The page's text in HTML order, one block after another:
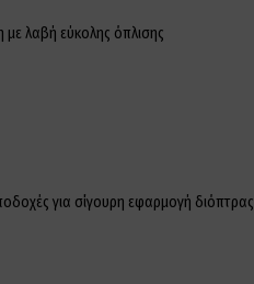
με λαβή εύκολης όπλισης
για σίγουρη εφαρμογή διόπτρας